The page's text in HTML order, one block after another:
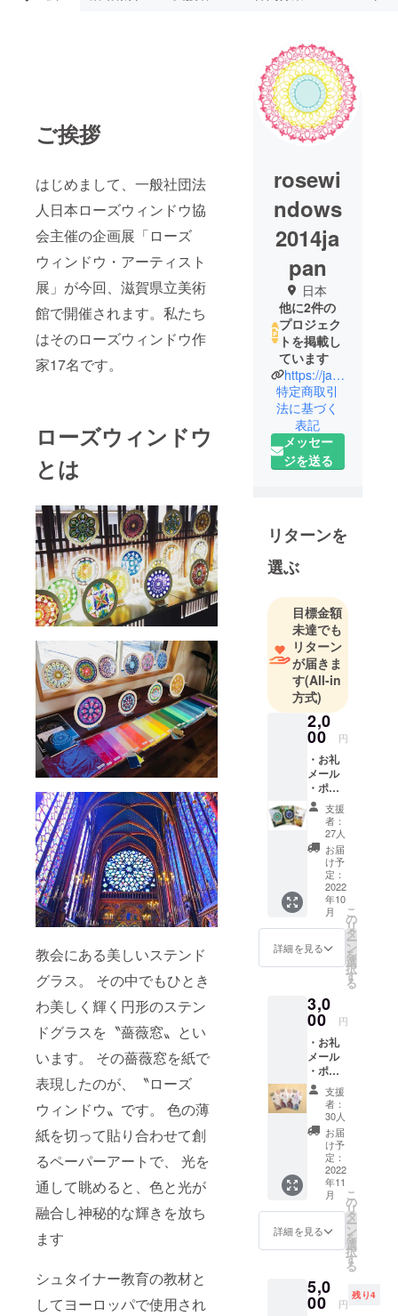
ご挨拶
はじめまして、一般社団法
人日本ローズウィンドウ協
会主催の企画展「ローズ
ウィンドウ・アーティスト
展」が今回、滋賀県立美術
館で開催されます。私たち
はそのローズウィンドウ作
家17名です。
ローズウィンドウ
とは
教会にある美しいステンド
グラス。 その中でもひとき
わ美しく輝く円形のステン
ドグラスを〝薔薇窓〟とい
います。 その薔薇窓を紙で
表現したのが、〝ローズ
ウィンドウ〟です。 色の薄
紙を切って貼り合わせて創
るペーパーアートで、 光を
通して眺めると、色と光が
融合し神秘的な輝きを放ち
ます
シュタイナー教育の教材と
してヨーロッパで使用され
rosewi
ndows
2014ja
pan
日本
他に2件の
プロジェク
トを掲載し
ています
https://japan-rosewindows-association.com/
特定商取引
法に基づく
表記
メッセー
ジを送る
リターンを
選ぶ
目標金額
未達でも
リターン
が届きま
す(All-in
方式)
2,0
00 円
・お礼
メール
・ポス
トカー
ド 10㎝
×14.8㎝
×3枚 ・
ローズ
ウィン
ドウ
アー
ティス
ト展チ
ケット1
枚 有効
10月25
日～30
日まで
支援
者：
27人
お届
け予
定：
2022
年10
月
詳細を見る
こ
の
リ
タ
ー
ン
を
選
択
す
る
3,0
00 円
・お礼
メール
・ポス
トカー
ド 10㎝
×14.8㎝
×3枚 ・
クリア
ファイ
ル 31㎝
×22㎝
・しお
り 9㎝
×5.5㎝
支援
者：
30人
お届
け予
定：
2022
年11
月
詳細を見る
こ
の
リ
タ
ー
ン
を
選
択
す
る
5,0
00 円
残り4